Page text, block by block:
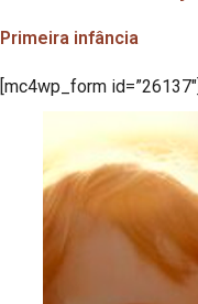
Primeira infância
[mc4wp_form id=”26137″]